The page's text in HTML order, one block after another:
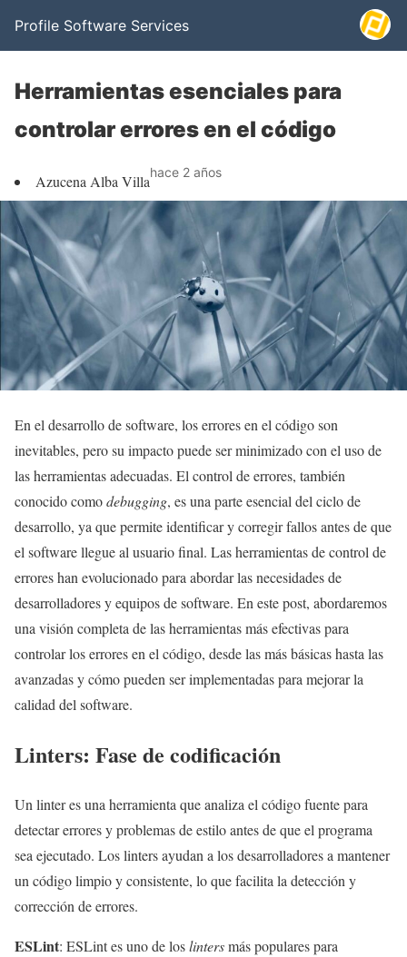
Profile Software Services
Herramientas esenciales para
controlar errores en el código
Azucena Alba Villahace 2 años
En el desarrollo de software, los errores en el código son
inevitables, pero su impacto puede ser minimizado con el uso de
las herramientas adecuadas. El control de errores, también
conocido comodebugging, es una parte esencial del ciclo de
desarrollo, ya que permite identificar y corregir fallos antes de que
el software llegue al usuario final. Las herramientas de control de
errores han evolucionado para abordar las necesidades de
desarrolladores y equipos de software. En este post, abordaremos
una visión completa de las herramientas más efectivas para
controlar los errores en el código, desde las más básicas hasta las
avanzadas y cómo pueden ser implementadas para mejorar la
calidad del software.
Linters: Fase de codificación
Un linter es una herramienta que analiza el código fuente para
detectar errores y problemas de estilo antes de que el programa
sea ejecutado. Los linters ayudan a los desarrolladores a mantener
un código limpio y consistente, lo que facilita la detección y
corrección de errores.
ESLint: ESLint es uno de loslintersmás populares para